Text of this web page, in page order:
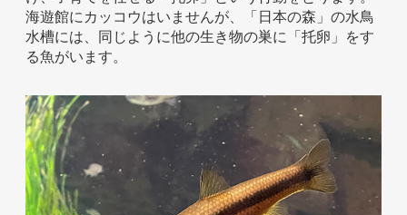
海遊館にカッコウはいませんが、「日本の森」の水鳥
水槽には、同じように他の生き物の巣に「托卵」をす
る魚がいます。
ホテル事業者様